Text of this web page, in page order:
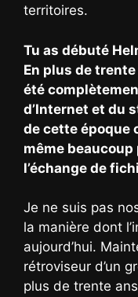
territoires.
Tu as débuté
En plus de
été
d’Internet et du
de cette époque
même
l’échange de
Je ne suis pas
la manière dont
aujourd’hui.
rétroviseur d’un
plus de trente